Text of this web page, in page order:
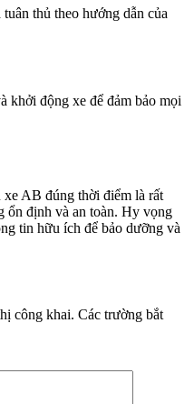
thủ theo hướng dẫn của
khởi động xe để đảm bảo mọi
AB đúng thời điểm là rất
ổn định và an toàn. Hy vọng
tin hữu ích để bảo dưỡng và
công khai. Các trường bắt